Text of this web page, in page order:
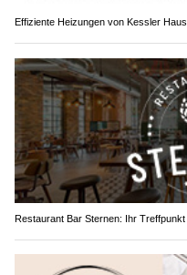
Effiziente Heizungen von Kessler
Restaurant Bar Sternen: Ihr